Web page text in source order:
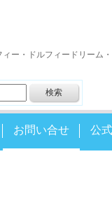
ィー・ドルフィードリーム
お問い合せ 公